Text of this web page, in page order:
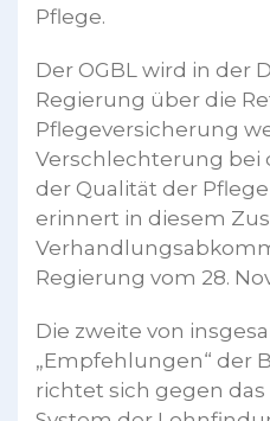
Pflege.
Der OGBL wird in der
Regierung über die
Pflegeversicherung
Verschlechterung bei
der Qualität der
erinnert in diesem
Regierung vom 28.
Die zweite von
„Empfehlungen“ der
richtet sich gegen